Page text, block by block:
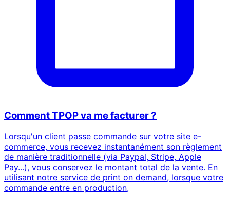
Comment TPOP va me facturer ?
Lorsqu'un client passe commande sur votre site e-
commerce, vous recevez instantanément son règlement
de manière traditionnelle (via Paypal, Stripe, Apple
Pay...), vous conservez le montant total de la vente. En
utilisant notre service de print on demand, lorsque votre
commande entre en production,